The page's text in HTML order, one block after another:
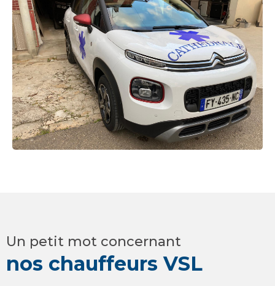
nos chauffeurs VSL
Un petit mot concernant